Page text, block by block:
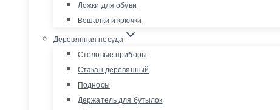
Ложки для обуви
Вешалки и крючки
Деревянная посуда
Столовые приборы
Стакан деревянный
Подносы
Держатель для бутылок